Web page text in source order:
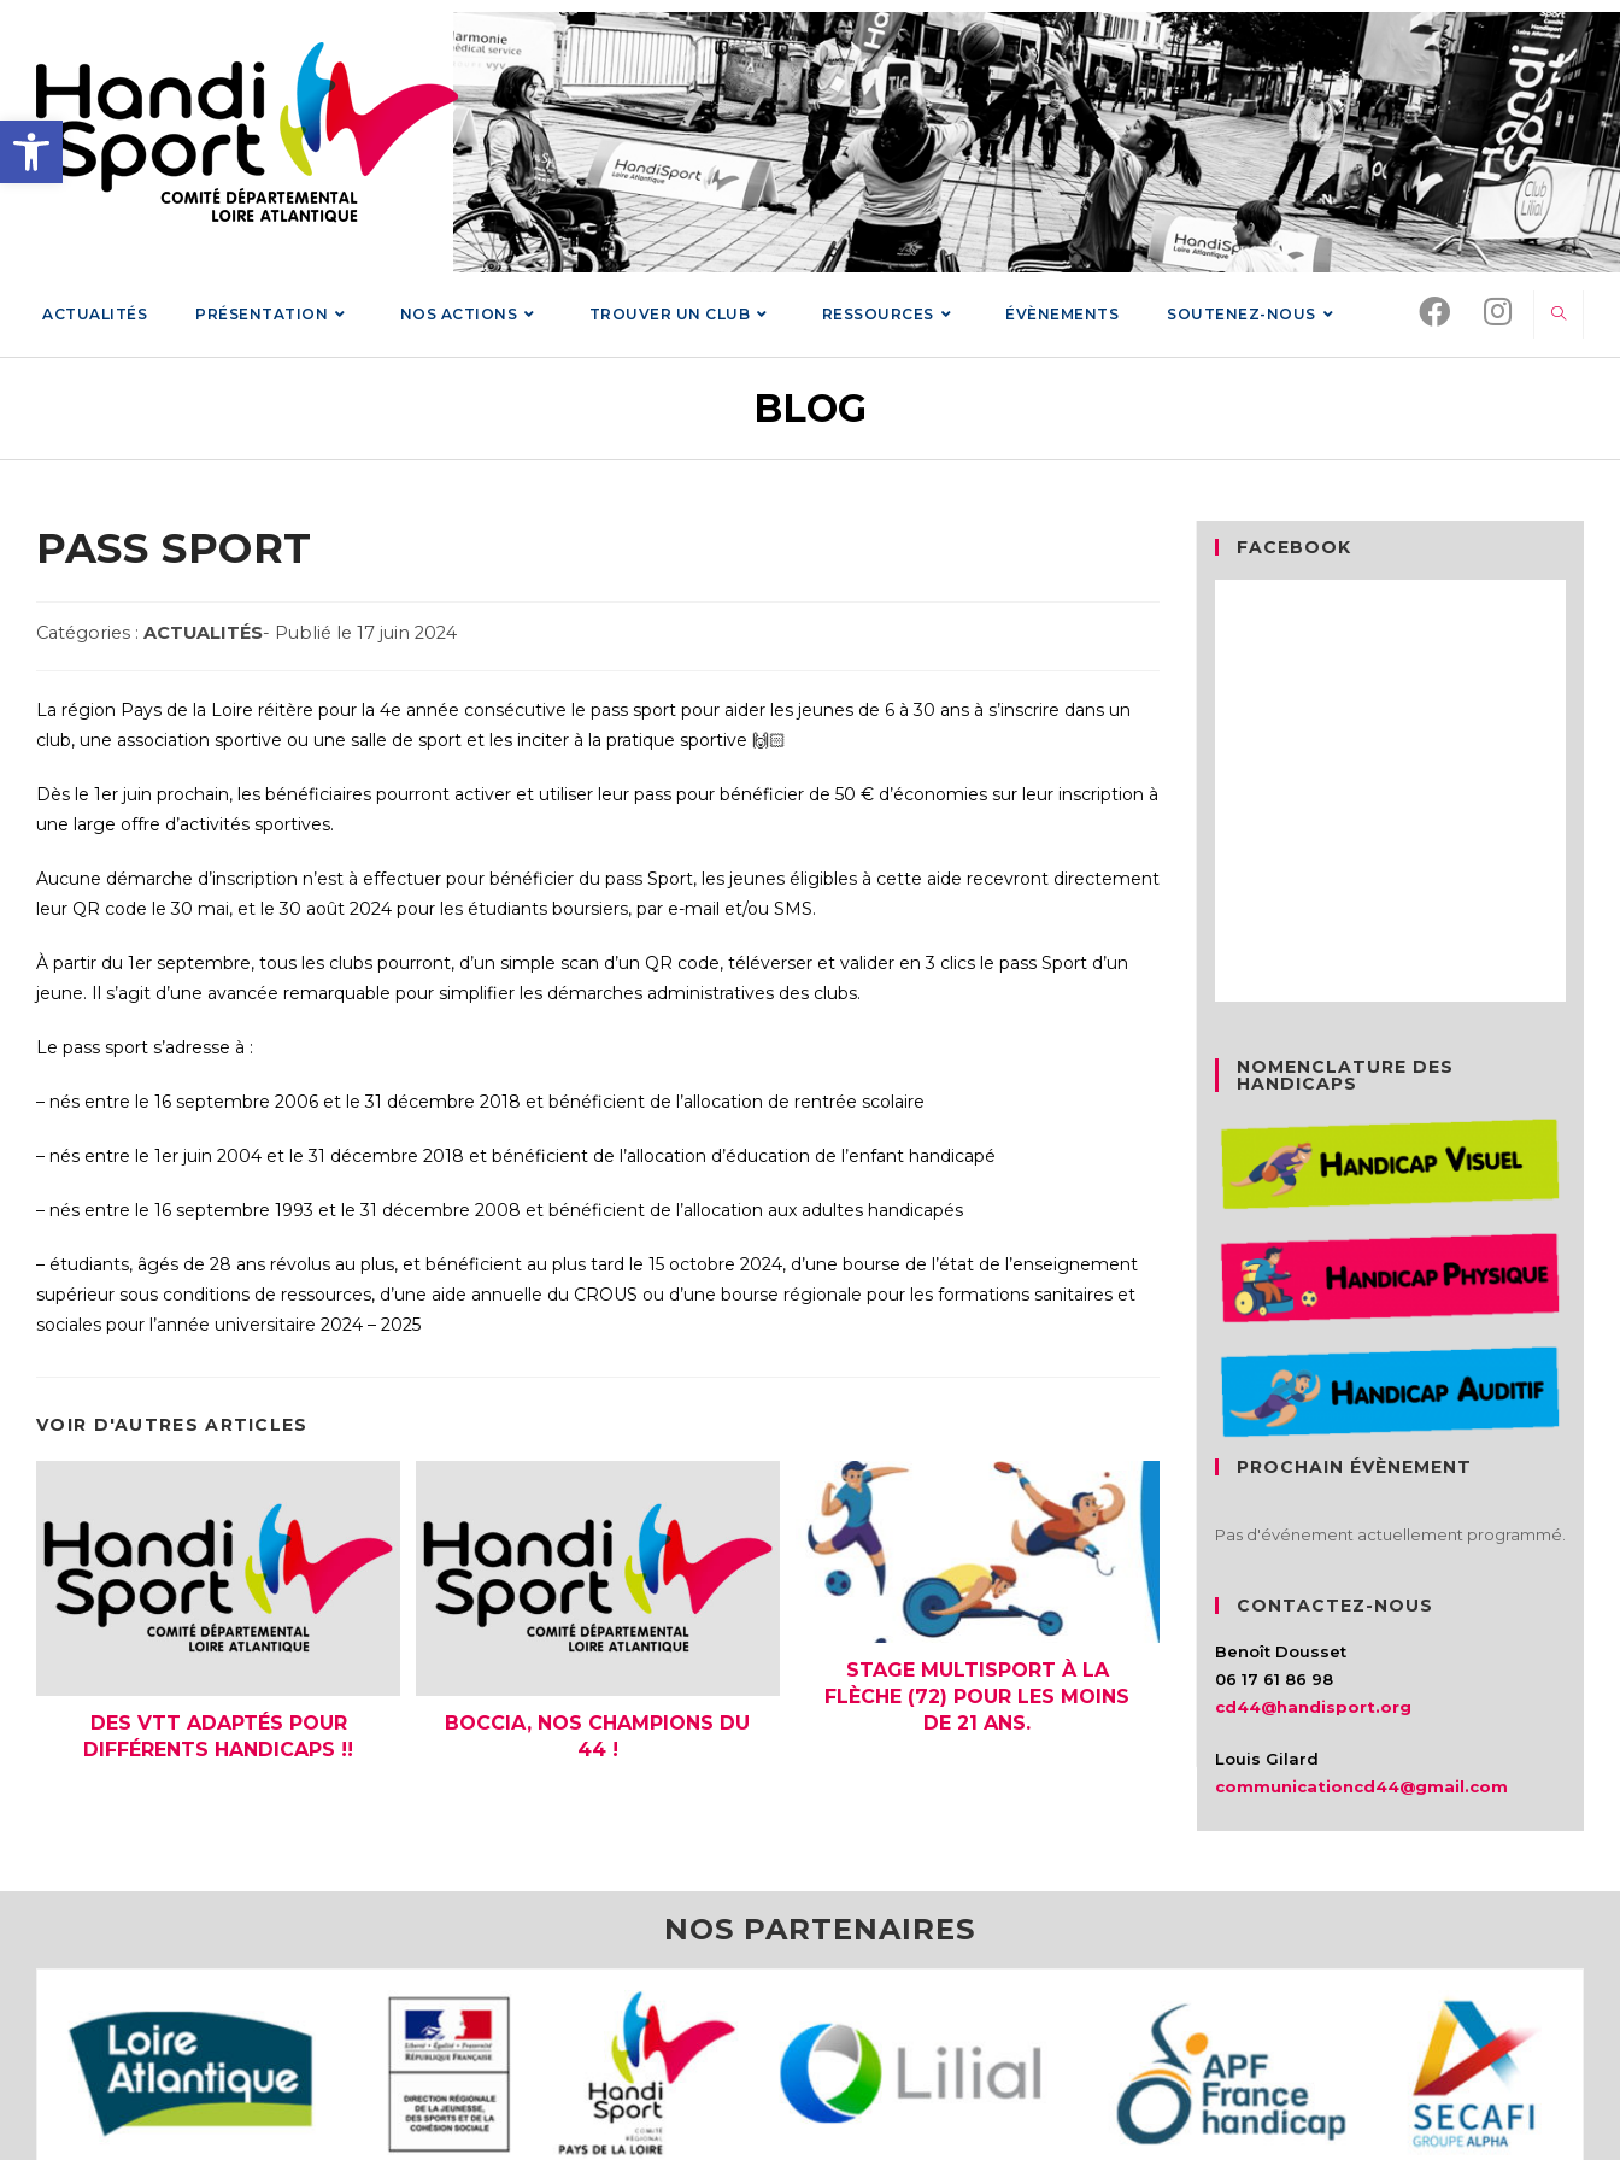
Ouvrir la barre d’outils
content
ACTUALITÉS PRÉSENTATION NOS ACTIONS TROUVER UN CLUB RESSOURCES ÉVÈNEMENTS SOUTENEZ-NOUS
BLOG
FACEBOOK
NOMENCLATURE DES
HANDICAPS
PROCHAIN ÉVÈNEMENT
Pas d'événement actuellement programmé.
CONTACTEZ-NOUS
Benoît Dousset
06 17 61 86 98
cd44@handisport.org
Louis Gilard
communicationcd44@gmail.com
PASS SPORT
Post
Catégories : ACTUALITÉSPost
- Publié le 17 juin 2024
La région Pays de la Loire réitère pour la 4e année consécutive le pass sport pour aider les jeunes de 6 à 30 ans à s’inscrire dans un
club, une association sportive ou une salle de sport et les inciter à la pratique sportive 🙌🏻
Dès le 1er juin prochain, les bénéficiaires pourront activer et utiliser leur pass pour bénéficier de 50 € d’économies sur leur inscription à
une large offre d’activités sportives.
Aucune démarche d’inscription n’est à effectuer pour bénéficier du pass Sport, les jeunes éligibles à cette aide recevront directement
leur QR code le 30 mai, et le 30 août 2024 pour les étudiants boursiers, par e-mail et/ou SMS.
À partir du 1er septembre, tous les clubs pourront, d’un simple scan d’un QR code, téléverser et valider en 3 clics le pass Sport d’un
jeune. Il s’agit d’une avancée remarquable pour simplifier les démarches administratives des clubs.
Le pass sport s’adresse à :
– nés entre le 16 septembre 2006 et le 31 décembre 2018 et bénéficient de l’allocation de rentrée scolaire
– nés entre le 1er juin 2004 et le 31 décembre 2018 et bénéficient de l’allocation d’éducation de l’enfant handicapé
– nés entre le 16 septembre 1993 et le 31 décembre 2008 et bénéficient de l’allocation aux adultes handicapés
– étudiants, âgés de 28 ans révolus au plus, et bénéficient au plus tard le 15 octobre 2024, d’une bourse de l’état de l’enseignement
supérieur sous conditions de ressources, d’une aide annuelle du CROUS ou d’une bourse régionale pour les formations sanitaires et
sociales pour l’année universitaire 2024 – 2025
VOIR D'AUTRES ARTICLES
DES VTT ADAPTÉS POUR
DIFFÉRENTS HANDICAPS !!
BOCCIA, NOS CHAMPIONS DU
44 !
STAGE MULTISPORT À LA
FLÈCHE (72) POUR LES MOINS
DE 21 ANS.
NOS PARTENAIRES